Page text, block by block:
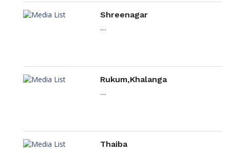
Shreenagar
....
Rukum,Khalanga
....
Thaiba